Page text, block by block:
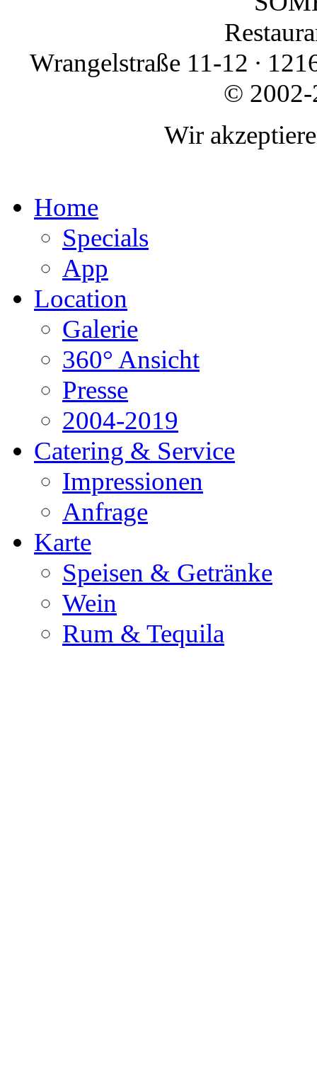
Wrangelstraße 11-12 ∙
© 2002-
Wir
Home
Specials
App
Location
Galerie
360° Ansicht
Presse
2004-2019
Catering & Service
Impressionen
Anfrage
Karte
Speisen & Getränke
Wein
Rum & Tequila